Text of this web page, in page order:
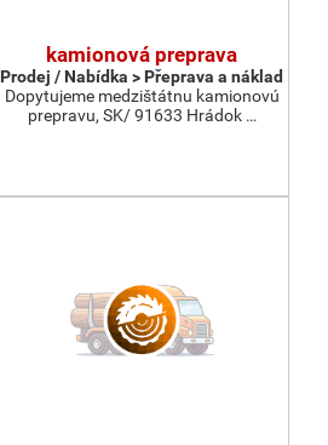
kamionová preprava
Prodej / Nabídka > Přeprava a náklad
Dopytujeme medzištátnu kamionovú
prepravu, SK/ 91633 Hrádok …